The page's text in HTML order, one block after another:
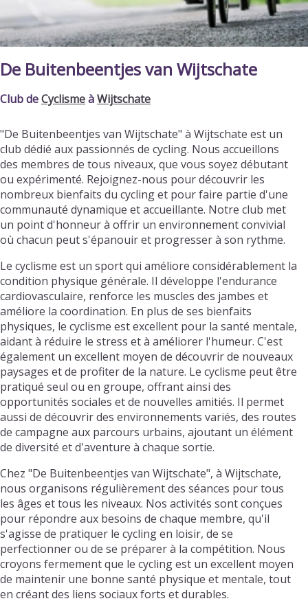
De Buitenbeentjes van Wijtschate
Club deCyclismeàWijtschate
"De Buitenbeentjes van Wijtschate" à Wijtschate est un
club dédié aux passionnés de cycling. Nous accueillons
des membres de tous niveaux, que vous soyez débutant
ou expérimenté. Rejoignez-nous pour découvrir les
nombreux bienfaits du cycling et pour faire partie d'une
communauté dynamique et accueillante. Notre club met
un point d'honneur à offrir un environnement convivial
où chacun peut s'épanouir et progresser à son rythme.
Le cyclisme est un sport qui améliore considérablement la
condition physique générale. Il développe l'endurance
cardiovasculaire, renforce les muscles des jambes et
améliore la coordination. En plus de ses bienfaits
physiques, le cyclisme est excellent pour la santé mentale,
aidant à réduire le stress et à améliorer l'humeur. C'est
également un excellent moyen de découvrir de nouveaux
paysages et de profiter de la nature. Le cyclisme peut être
pratiqué seul ou en groupe, offrant ainsi des
opportunités sociales et de nouvelles amitiés. Il permet
aussi de découvrir des environnements variés, des routes
de campagne aux parcours urbains, ajoutant un élément
de diversité et d'aventure à chaque sortie.
Chez "De Buitenbeentjes van Wijtschate", à Wijtschate,
nous organisons régulièrement des séances pour tous
les âges et tous les niveaux. Nos activités sont conçues
pour répondre aux besoins de chaque membre, qu'il
s'agisse de pratiquer le cycling en loisir, de se
perfectionner ou de se préparer à la compétition. Nous
croyons fermement que le cycling est un excellent moyen
de maintenir une bonne santé physique et mentale, tout
en créant des liens sociaux forts et durables.